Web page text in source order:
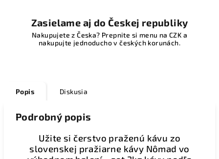
Zasielame aj do Českej republiky
Nakupujete z Česka? Prepnite si menu na CZK a
nakupujte jednoducho v českých korunách.
Popis Diskusia
Podrobný popis
Užite si čerstvo praženú kávu zo
slovenskej pražiarne kávy Nômad vo